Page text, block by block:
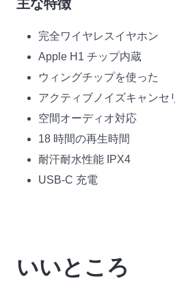
主な特徴
完全ワイヤレスイヤホン
Apple H1 チップ内蔵
ウィングチップを使った
アクティブノイズキャンセ
空間オーディオ対応
18 時間の再生時間
耐汗耐水性能 IPX4
USB-C 充電
いいところ